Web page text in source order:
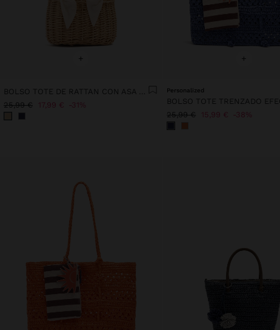
+
BOLSO TOTE DE RATTAN CON ASA TRENZADA
25,99 € 17,99 € 31%
+
Personalized
25,99 € 15,99 € 38%